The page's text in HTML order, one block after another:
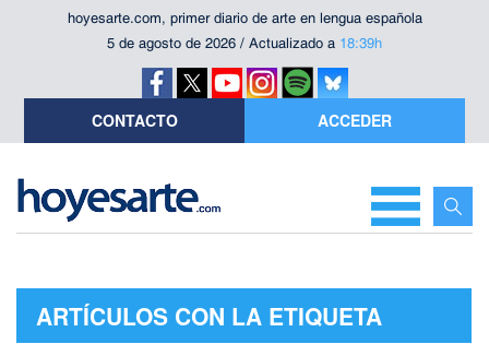
hoyesarte.com, primer diario de arte en lengua española
5 de agosto de 2026 / Actualizado a 18:39h
CONTACTO ACCEDER
ARTÍCULOS CON LA ETIQUETA